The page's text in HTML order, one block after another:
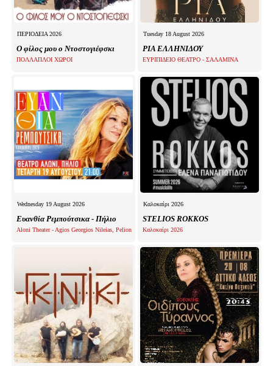
ΠΕΡΙΟΔΕΙΑ 2026
Ο φίλος μου ο Ντοστογιέφσκι
ΠΟΛΛΑΠΛΟΙ ΧΩΡΟΙ
Tuesday 18 August 2026
ΡΙΑ ΕΛΛΗΝΙΔΟΥ
ΕΥΡΙΠΙΔΕΙΟ ΘΕΑΤΡΟ - ΣΑΛΑΜΙΝΑ
Wednesday 19 August 2026
Ευανθία Ρεμπούτσικα - Πήλιο
Aloni Theater - Agios Georgios Nileias, Pelion
Καλοκαίρι 2026
STELIOS ROKKOS
Καλοκαίρι 2026